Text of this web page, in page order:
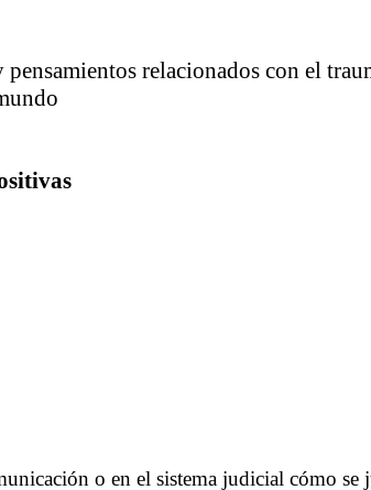
relacionados con el
o en el sistema judicial cómo